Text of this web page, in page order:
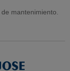
mantenimiento.